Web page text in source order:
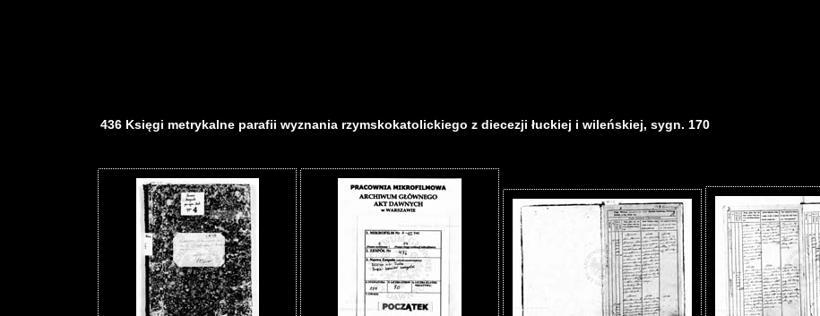
436 Księgi metrykalne parafii wyznania rzymskokatolickiego z diecezji łuckiej i wileńskiej, sygn. 170